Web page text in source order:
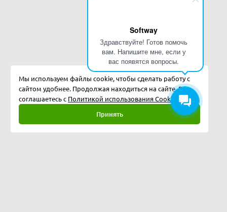
Softway
Здравствуйте! Готов помочь
вам. Напишите мне, если у
вас появятся вопросы.
Мы используем файлы cookie, чтобы сделать работу с
сайтом удобнее. Продолжая находиться на сайте, Вы
соглашаетесь с Политикой использования Cookies.
Принять